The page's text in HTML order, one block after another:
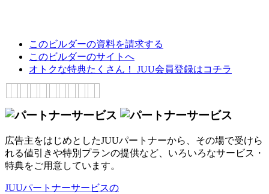
このビルダーの資料を請求する
このビルダーのサイトへ
オトクな特典たくさん！ JUU会員登録はコチラ
広告主をはじめとしたJUUパートナーから、その場で受けら
れる値引きや特別プランの提供など、いろいろなサービス・
特典をご用意しています。
JUUパートナーサービスの